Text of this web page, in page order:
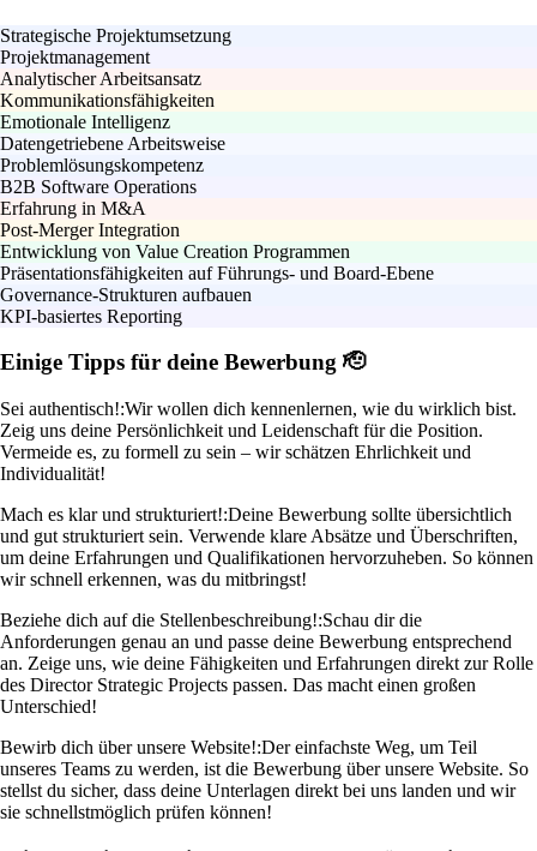
Strategische Projektumsetzung
Projektmanagement
Analytischer Arbeitsansatz
Kommunikationsfähigkeiten
Emotionale Intelligenz
Datengetriebene Arbeitsweise
Problemlösungskompetenz
B2B Software Operations
Erfahrung in M&A
Post-Merger Integration
Entwicklung von Value Creation Programmen
Präsentationsfähigkeiten auf Führungs- und Board-Ebene
Governance-Strukturen aufbauen
KPI-basiertes Reporting
Einige Tipps für deine Bewerbung 🫡
Sei authentisch!:Wir wollen dich kennenlernen, wie du wirklich bist.
Zeig uns deine Persönlichkeit und Leidenschaft für die Position.
Vermeide es, zu formell zu sein – wir schätzen Ehrlichkeit und
Individualität!
Mach es klar und strukturiert!:Deine Bewerbung sollte übersichtlich
und gut strukturiert sein. Verwende klare Absätze und Überschriften,
um deine Erfahrungen und Qualifikationen hervorzuheben. So können
wir schnell erkennen, was du mitbringst!
Beziehe dich auf die Stellenbeschreibung!:Schau dir die
Anforderungen genau an und passe deine Bewerbung entsprechend
an. Zeige uns, wie deine Fähigkeiten und Erfahrungen direkt zur Rolle
des Director Strategic Projects passen. Das macht einen großen
Unterschied!
Bewirb dich über unsere Website!:Der einfachste Weg, um Teil
unseres Teams zu werden, ist die Bewerbung über unsere Website. So
stellst du sicher, dass deine Unterlagen direkt bei uns landen und wir
sie schnellstmöglich prüfen können!